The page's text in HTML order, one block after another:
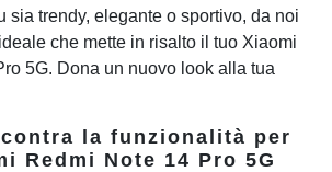
sia trendy, elegante o sportivo, da noi
che mette in risalto il tuo Xiaomi
5G. Dona un nuovo look alla tua
la funzionalità per
Redmi Note 14 Pro 5G